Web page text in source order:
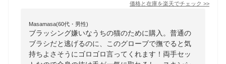
価格と在庫を楽天でチェック >>
Masamasa(60代・男性)
ブラッシング嫌いなうちの猫のために購入。普通の
ブラシだと逃げるのに、このグローブで撫でると気
持ちよさそうにゴロゴロ言ってくれます！両手セッ